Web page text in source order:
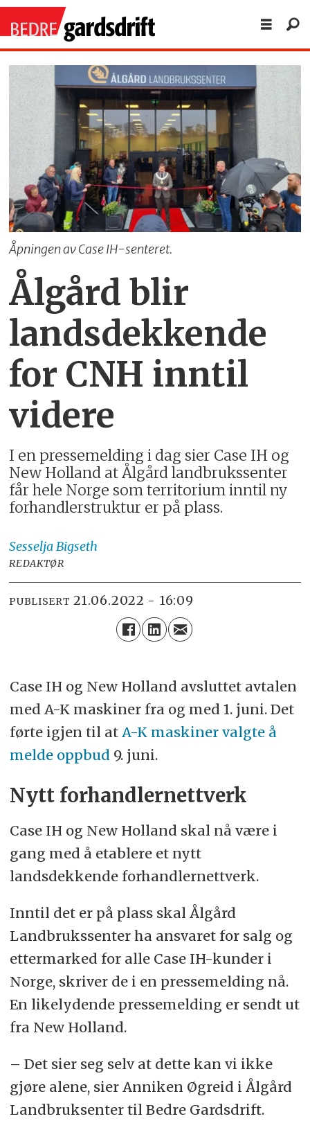
Åpningen av Case IH-senteret.
Ålgård blir
landsdekkende
for CNH inntil
videre
I en pressemelding i dag sier Case IH og
New Holland at Ålgård landbrukssenter
får hele Norge som territorium inntil ny
forhandlerstruktur er på plass.
SesseljaBigseth
REDAKTØR
PUBLISERT 21.06.2022 - 16:09
Case IH og New Holland avsluttet avtalen
med A-K maskiner fra og med 1. juni. Det
førte igjen til at A-K maskiner valgte å
melde oppbud 9. juni.
Nytt forhandlernettverk
Case IH og New Holland skal nå være i
gang med å etablere et nytt
landsdekkende forhandlernettverk.
Inntil det er på plass skal Ålgård
Landbrukssenter ha ansvaret for salg og
ettermarked for alle Case IH-kunder i
Norge, skriver de i en pressemelding nå.
En likelydende pressemelding er sendt ut
fra New Holland.
– Det sier seg selv at dette kan vi ikke
gjøre alene, sier Anniken Øgreid i Ålgård
Landbruksenter til Bedre Gardsdrift.